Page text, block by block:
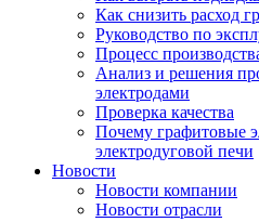
Как снизить расход
Руководство по
Процесс
Анализ и решения
электродами
Проверка качества
Почему графитовые
электродуговой печи
Новости
Новости компании
Новости отрасли